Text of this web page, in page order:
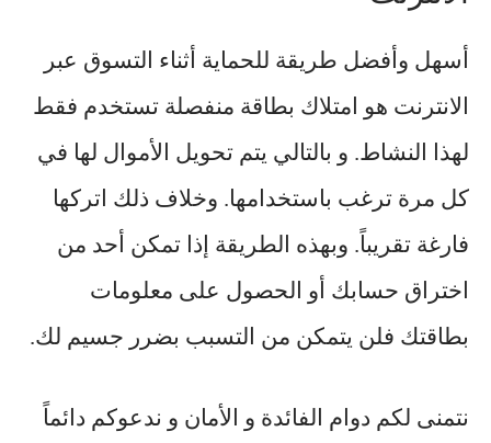
أسهل وأفضل طريقة للحماية أثناء التسوق عبر
الانترنت هو امتلاك بطاقة منفصلة تستخدم فقط
لهذا النشاط. و بالتالي يتم تحويل الأموال لها في
كل مرة ترغب باستخدامها. وخلاف ذلك اتركها
فارغة تقريباً. وبهذه الطريقة إذا تمكن أحد من
اختراق حسابك أو الحصول على معلومات
بطاقتك فلن يتمكن من التسبب بضرر جسيم لك.
نتمنى لكم دوام الفائدة و الأمان و ندعوكم دائماً